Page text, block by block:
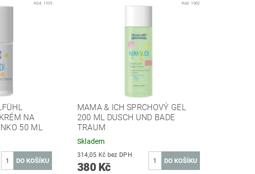
Kód: 1109
NA
50 ML
Kód: 1062
MAMA & ICH SPRCHOVÝ GEL
200 ML DUSCH UND BADE
TRAUM
Skladem
314,05 Kč bez DPH
380 Kč